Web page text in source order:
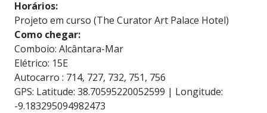
Horários:
Projeto em curso (The Curator Art Palace Hotel)
Como chegar:
Comboio: Alcântara-Mar
Elétrico: 15E
Autocarro : 714, 727, 732, 751, 756
GPS: Latitude: 38.70595220052599 | Longitude:
-9.183295094982473